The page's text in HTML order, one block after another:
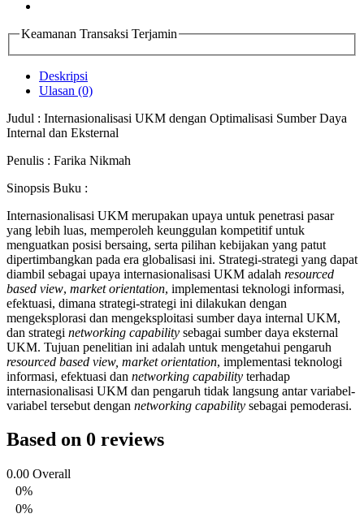
Keamanan Transaksi Terjamin
Deskripsi
Ulasan (0)
Judul : Internasionalisasi UKM dengan Optimalisasi Sumber Daya
Internal dan Eksternal
Penulis : Farika Nikmah
Sinopsis Buku :
Internasionalisasi UKM merupakan upaya untuk penetrasi pasar
yang lebih luas, memperoleh keunggulan kompetitif untuk
menguatkan posisi bersaing, serta pilihan kebijakan yang patut
dipertimbangkan pada era globalisasi ini. Strategi-strategi yang dapat
diambil sebagai upaya internasionalisasi UKM adalah resourced
based view, market orientation, implementasi teknologi informasi,
efektuasi, dimana strategi-strategi ini dilakukan dengan
mengeksplorasi dan mengeksploitasi sumber daya internal UKM,
dan strategi networking capability sebagai sumber daya eksternal
UKM. Tujuan penelitian ini adalah untuk mengetahui pengaruh
resourced based view, market orientation, implementasi teknologi
informasi, efektuasi dan networking capability terhadap
internasionalisasi UKM dan pengaruh tidak langsung antar variabel-
variabel tersebut dengan networking capability sebagai pemoderasi.
Based on 0 reviews
0.00 Overall
0%
0%